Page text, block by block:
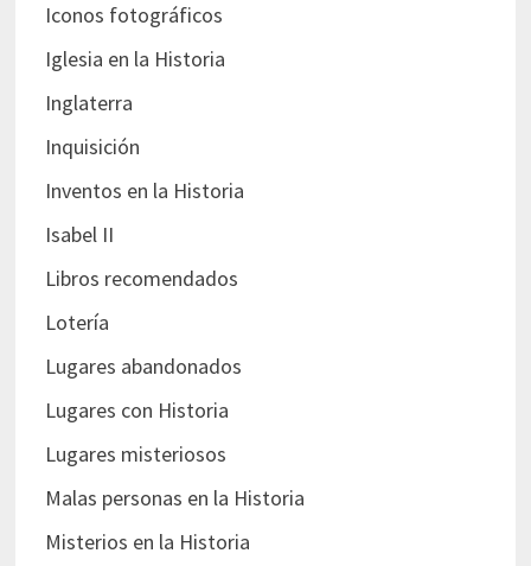
Iconos fotográficos
Iglesia en la Historia
Inglaterra
Inquisición
Inventos en la Historia
Isabel II
Libros recomendados
Lotería
Lugares abandonados
Lugares con Historia
Lugares misteriosos
Malas personas en la Historia
Misterios en la Historia